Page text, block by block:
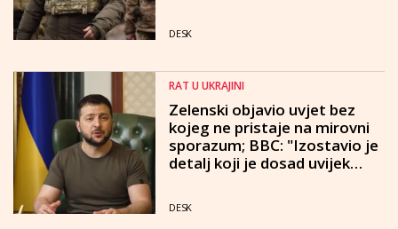
DESK
RAT U UKRAJINI
Zelenski objavio uvjet bez
kojeg ne pristaje na mirovni
sporazum; BBC: "Izostavio je
detalj koji je dosad uvijek
DESK